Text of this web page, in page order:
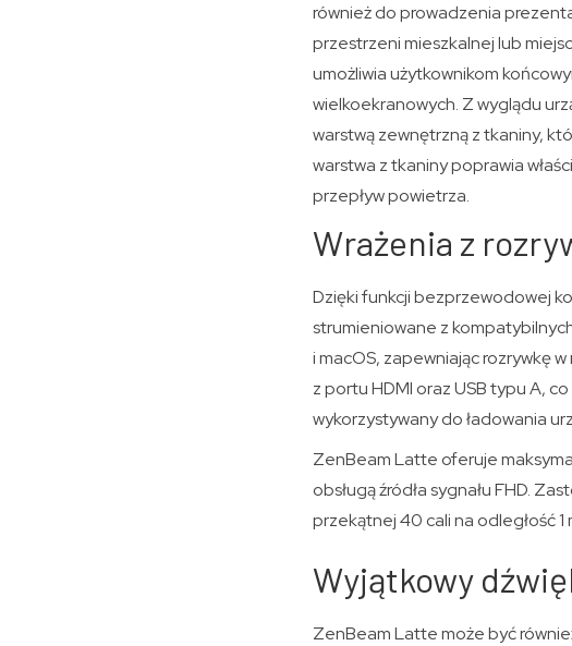
również do prowadzenia
przestrzeni mieszkalnej lub
umożliwia użytkownikom
wielkoekranowych. Z wyglądu
warstwą zewnętrzną z tkaniny,
warstwa z tkaniny poprawia
przepływ powietrza.
Wrażenia z
Dzięki funkcji bezprzewodowej
strumieniowane z
i macOS, zapewniając rozrywkę
z portu HDMI oraz USB typu A,
wykorzystywany do ładowania
ZenBeam Latte oferuje
obsługą źródła sygnału FHD.
przekątnej 40 cali na odległość
Wyjątkowy
ZenBeam Latte może być